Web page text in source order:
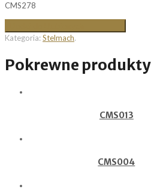
CMS278
Kategoria:Stelmach.
Pokrewne produkty
CMS013
CMS004